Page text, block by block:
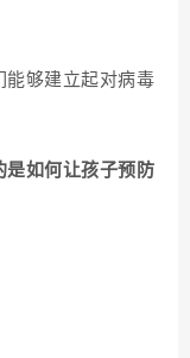
能够建立起对病毒
是如何让孩子预防